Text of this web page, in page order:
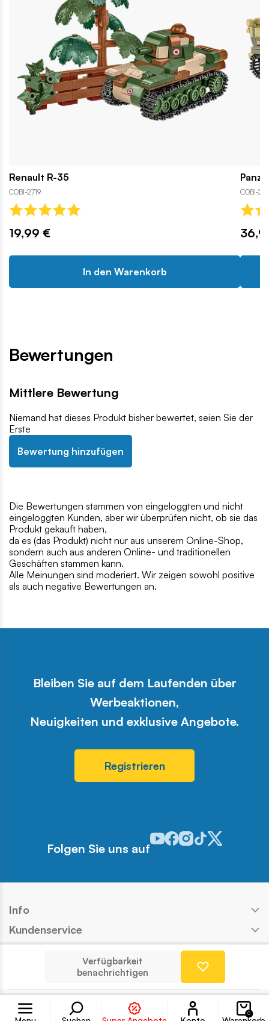
Konto 0
Verfügbarkeit
benachrichtigen
Renault R-35
COBI-2719
19,99 €
In den Warenkorb
COBI-
Bewertungen
Mittlere Bewertung
Niemand hat dieses Produkt bisher bewertet, seien Sie der
Erste
Bewertung hinzufügen
Die Bewertungen stammen von eingeloggten und nicht
eingeloggten Kunden, aber wir überprüfen nicht, ob sie das
Produkt gekauft haben,
da es (das Produkt) nicht nur aus unserem Online-Shop,
sondern auch aus anderen Online- und traditionellen
Geschäften stammen kann.
Alle Meinungen sind moderiert. Wir zeigen sowohl positive
als auch negative Bewertungen an.
Bleiben Sie auf dem Laufenden über
Werbeaktionen,
Neuigkeiten und exklusive Angebote.
Registrieren
Folgen Sie uns auf
Odwiedź nasz profil w
Odwiedź nasz profil w
Odwiedź nasz profil w
Odwiedź nasz
Odwiedź nasz
Info
Kundenservice
Copyright © COBI SA Ausführung: Ideo